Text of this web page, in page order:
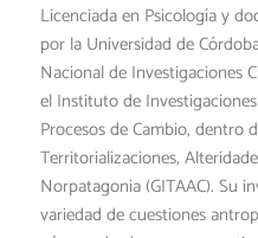
Licenciada en Psicología y
por la Universidad de
Nacional de Investigaciones
el Instituto de
Procesos de Cambio, dentro
Territorializaciones,
Norpatagonia (GITAAC). Su
variedad de cuestiones